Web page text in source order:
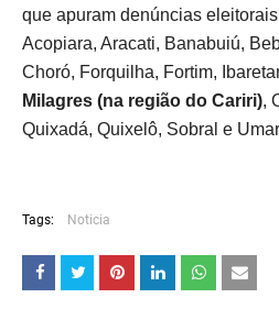
que apuram denúncias
Acopiara, Aracati, Banabuiú,
Milagres (na região do Cariri),
Quixadá, Quixelô, Sobral e
Tags: Noticia